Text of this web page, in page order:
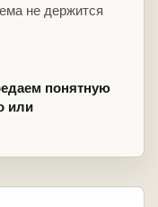
не держится
понятную
или